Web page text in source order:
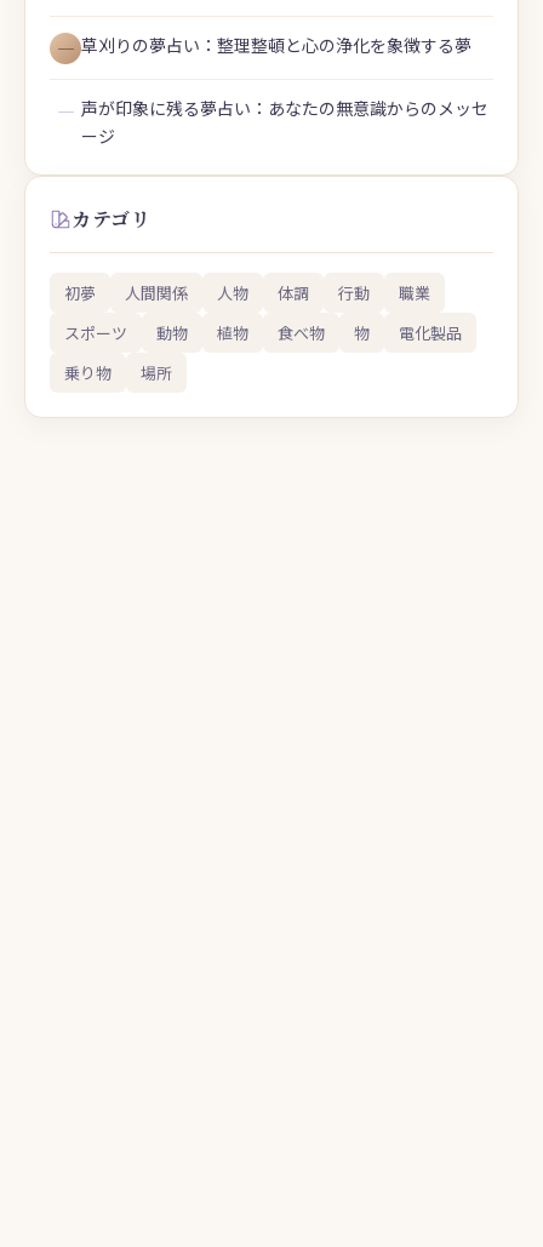
― 草刈りの夢占い：整理整頓と心の浄化を象徴する夢
― 声が印象に残る夢占い：あなたの無意識からのメッセ
ージ
カテゴリ
初夢 人間関係 人物 体調 行動
職業
スポーツ
動物 植物 食べ物 物
電化製品
乗り物
場所